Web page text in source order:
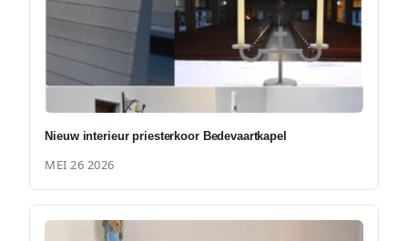
Nieuw interieur priesterkoor Bedevaartkapel
MEI 26 2026